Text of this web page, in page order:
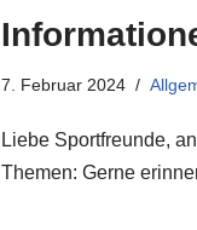
7. Februar 2024
Liebe Sportfreunde,
Themen: Gerne